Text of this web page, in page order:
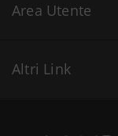
Area Utente
Altri Link